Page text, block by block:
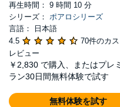
再生時間： 9 時間 10 分
シリーズ： ポアロシリーズ
言語： 日本語
4.5
70件のカ
レビュー
￥2,830 で購入、またはプレ
ラン30日間無料体験で試す
無料体験を試す